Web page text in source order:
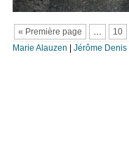
« Première page … 10
Marie Alauzen
Jérôme Denis|